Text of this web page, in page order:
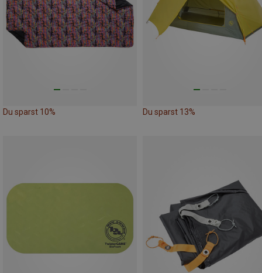
Du sparst 10% Du sparst 13%